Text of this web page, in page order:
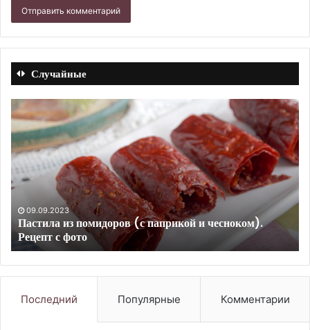
Случайные
Блинный
торт
«Роза»
с
заварным
кремом.
Рецепт
фото
08.05.2026
Блинный торт «Роза» с заварным кремом. Рецепт с
фото
с
с
Последний Популярные Комментарии